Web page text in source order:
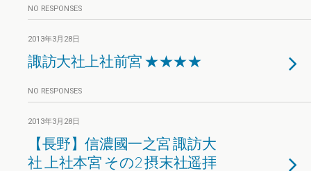
NO RESPONSES
2013年3月28日
諏訪大社上社前宮 ★★★★
NO RESPONSES
2013年3月28日
【長野】信濃國一之宮 諏訪大
社 上社本宮 その2 摂末社遥拝